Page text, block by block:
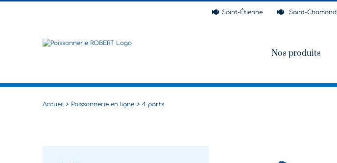
Saint-Étienne Saint-Chamond
Nos produits
Accueil Poissonnerie en ligne 4 parts